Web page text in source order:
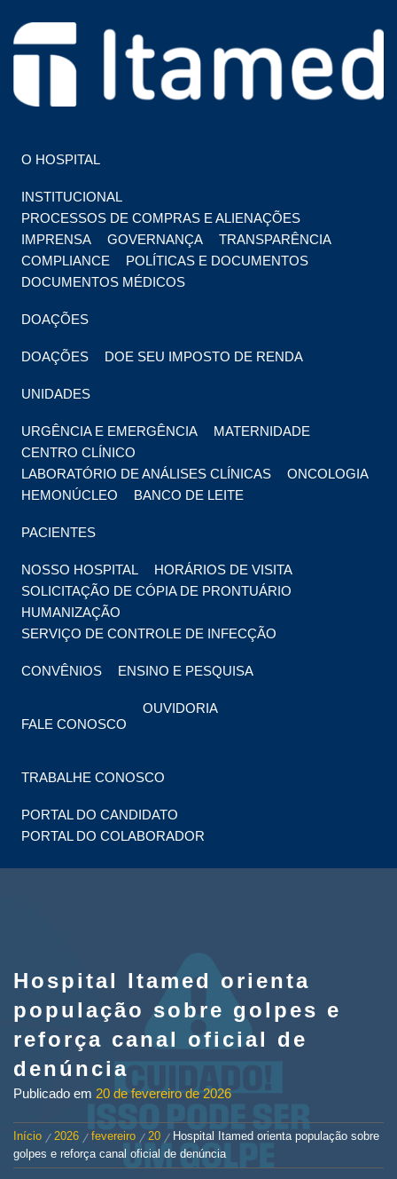
HOSPITAL EM FOZ DO IGUAÇU
O HOSPITAL
INSTITUCIONAL
PROCESSOS DE COMPRAS E ALIENAÇÕES
IMPRENSA
GOVERNANÇA
TRANSPARÊNCIA
COMPLIANCE
POLÍTICAS E DOCUMENTOS
DOCUMENTOS MÉDICOS
DOAÇÕES
DOAÇÕES DOE SEU IMPOSTO DE RENDA
UNIDADES
URGÊNCIA E EMERGÊNCIA
MATERNIDADE
CENTRO CLÍNICO
LABORATÓRIO DE ANÁLISES CLÍNICAS
ONCOLOGIA
HEMONÚCLEO
BANCO DE LEITE
PACIENTES
NOSSO HOSPITAL
HORÁRIOS DE VISITA
SOLICITAÇÃO DE CÓPIA DE PRONTUÁRIO
HUMANIZAÇÃO
SERVIÇO DE CONTROLE DE INFECÇÃO
CONVÊNIOS ENSINO E PESQUISA
FALE CONOSCO
OUVIDORIA
TRABALHE CONOSCO
PORTAL DO CANDIDATO
PORTAL DO COLABORADOR
Hospital Itamed orienta
população sobre golpes e
reforça canal oficial de
denúncia
Publicado em 20 de fevereiro de 2026
Início 2026 fevereiro 20
Hospital Itamed orienta população sobre
golpes e reforça canal oficial de denúncia